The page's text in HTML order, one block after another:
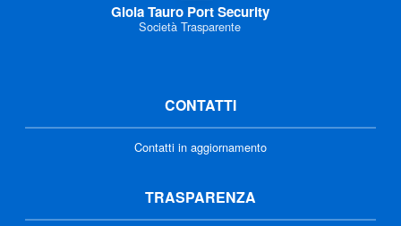
Gioia Tauro Port Security
Società Trasparente
CONTATTI
Contatti in aggiornamento
TRASPARENZA